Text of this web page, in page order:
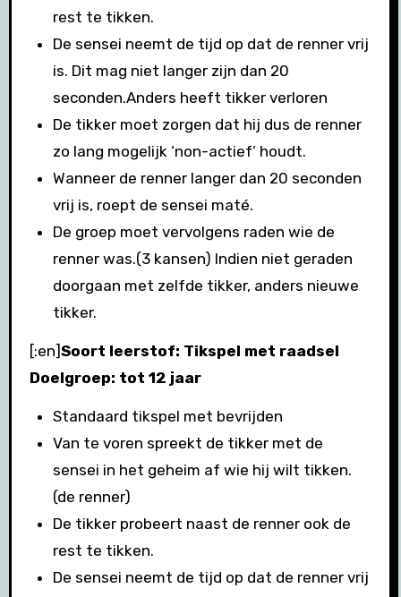
rest te tikken.
De sensei neemt de tijd op dat de renner vrij
is. Dit mag niet langer zijn dan 20
seconden.Anders heeft tikker verloren
De tikker moet zorgen dat hij dus de renner
zo lang mogelijk ‘non-actief’ houdt.
Wanneer de renner langer dan 20 seconden
vrij is, roept de sensei maté.
De groep moet vervolgens raden wie de
renner was.(3 kansen) Indien niet geraden
doorgaan met zelfde tikker, anders nieuwe
tikker.
[:en]Soort leerstof: Tikspel met raadsel
Doelgroep: tot 12 jaar
Standaard tikspel met bevrijden
Van te voren spreekt de tikker met de
sensei in het geheim af wie hij wilt tikken.
(de renner)
De tikker probeert naast de renner ook de
rest te tikken.
De sensei neemt de tijd op dat de renner vrij